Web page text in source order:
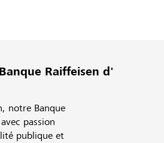
Raiffeisen d'
notre Banque
passion
publique et